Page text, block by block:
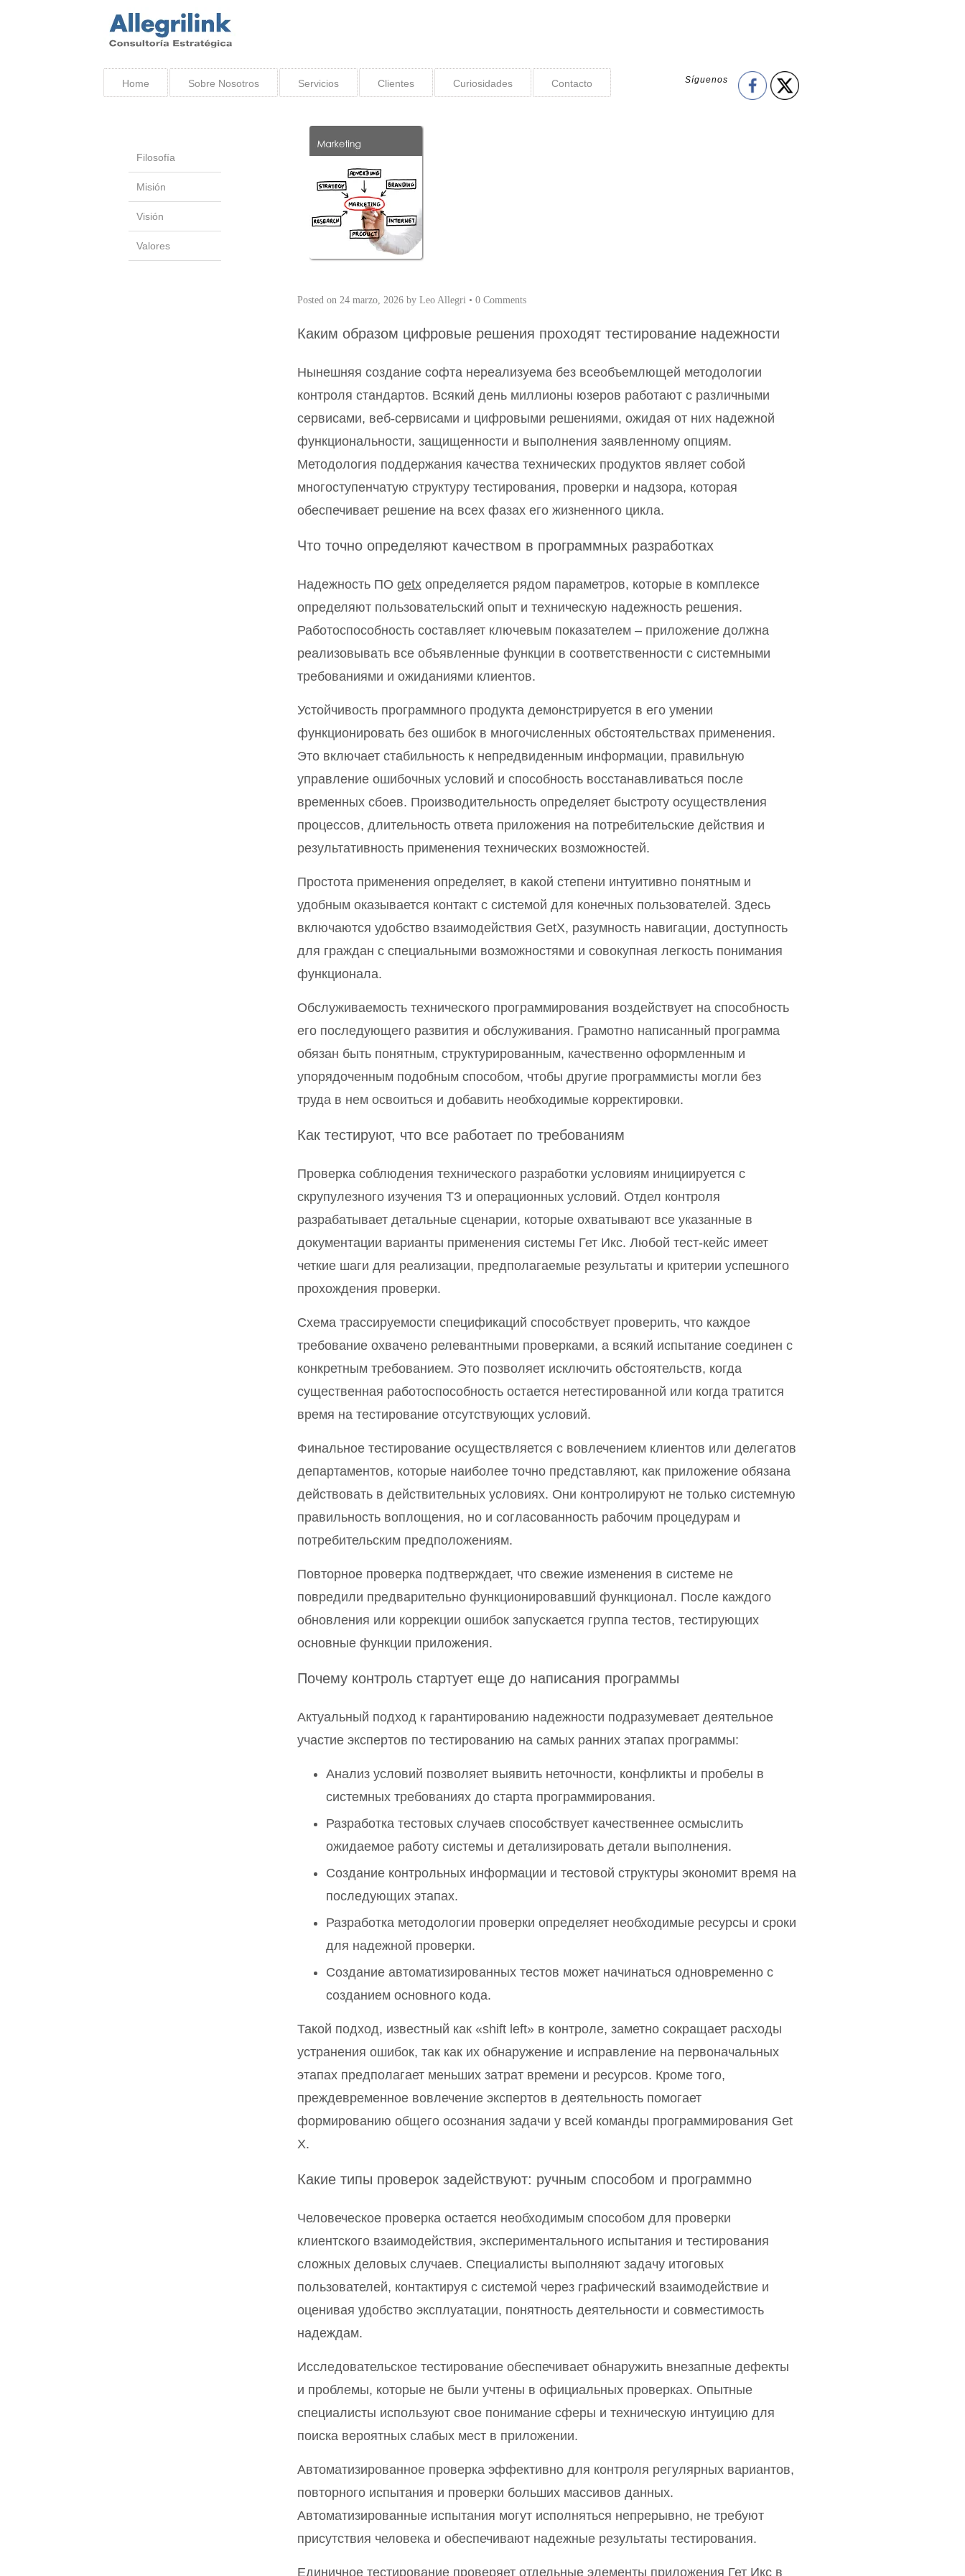
Home Sobre Nosotros Servicios Clientes Curiosidades Contacto
Filosofía
Misión
Visión
Valores
Síguenos
Posted on 24 marzo, 2026by Leo Allegri• 0 Comments
Каким образом цифровые решения проходят тестирование надежности
Нынешняя создание софта нереализуема без всеобъемлющей методологии
контроля стандартов. Всякий день миллионы юзеров работают с различными
сервисами, веб-сервисами и цифровыми решениями, ожидая от них надежной
функциональности, защищенности и выполнения заявленному опциям.
Методология поддержания качества технических продуктов являет собой
многоступенчатую структуру тестирования, проверки и надзора, которая
обеспечивает решение на всех фазах его жизненного цикла.
Что точно определяют качеством в программных разработках
Надежность ПО getxопределяется рядом параметров, которые в комплексе
определяют пользовательский опыт и техническую надежность решения.
Работоспособность составляет ключевым показателем – приложение должна
реализовывать все объявленные функции в соответственности с системными
требованиями и ожиданиями клиентов.
Устойчивость программного продукта демонстрируется в его умении
функционировать без ошибок в многочисленных обстоятельствах применения.
Это включает стабильность к непредвиденным информации, правильную
управление ошибочных условий и способность восстанавливаться после
временных сбоев. Производительность определяет быстроту осуществления
процессов, длительность ответа приложения на потребительские действия и
результативность применения технических возможностей.
Простота применения определяет, в какой степени интуитивно понятным и
удобным оказывается контакт с системой для конечных пользователей. Здесь
включаются удобство взаимодействия GetX, разумность навигации, доступность
для граждан с специальными возможностями и совокупная легкость понимания
функционала.
Обслуживаемость технического программирования воздействует на способность
его последующего развития и обслуживания. Грамотно написанный программа
обязан быть понятным, структурированным, качественно оформленным и
упорядоченным подобным способом, чтобы другие программисты могли без
труда в нем освоиться и добавить необходимые корректировки.
Как тестируют, что все работает по требованиям
Проверка соблюдения технического разработки условиям инициируется с
скрупулезного изучения ТЗ и операционных условий. Отдел контроля
разрабатывает детальные сценарии, которые охватывают все указанные в
документации варианты применения системы Гет Икс. Любой тест-кейс имеет
четкие шаги для реализации, предполагаемые результаты и критерии успешного
прохождения проверки.
Схема трассируемости спецификаций способствует проверить, что каждое
требование охвачено релевантными проверками, а всякий испытание соединен с
конкретным требованием. Это позволяет исключить обстоятельств, когда
существенная работоспособность остается нетестированной или когда тратится
время на тестирование отсутствующих условий.
Финальное тестирование осуществляется с вовлечением клиентов или делегатов
департаментов, которые наиболее точно представляют, как приложение обязана
действовать в действительных условиях. Они контролируют не только системную
правильность воплощения, но и согласованность рабочим процедурам и
потребительским предположениям.
Повторное проверка подтверждает, что свежие изменения в системе не
повредили предварительно функционировавший функционал. После каждого
обновления или коррекции ошибок запускается группа тестов, тестирующих
основные функции приложения.
Почему контроль стартует еще до написания программы
Актуальный подход к гарантированию надежности подразумевает деятельное
участие экспертов по тестированию на самых ранних этапах программы:
Анализ условий позволяет выявить неточности, конфликты и пробелы в
системных требованиях до старта программирования.
Разработка тестовых случаев способствует качественнее осмыслить
ожидаемое работу системы и детализировать детали выполнения.
Создание контрольных информации и тестовой структуры экономит время на
последующих этапах.
Разработка методологии проверки определяет необходимые ресурсы и сроки
для надежной проверки.
Создание автоматизированных тестов может начинаться одновременно с
созданием основного кода.
Такой подход, известный как «shift left» в контроле, заметно сокращает расходы
устранения ошибок, так как их обнаружение и исправление на первоначальных
этапах предполагает меньших затрат времени и ресурсов. Кроме того,
преждевременное вовлечение экспертов в деятельность помогает
формированию общего осознания задачи у всей команды программирования Get
X.
Какие типы проверок задействуют: ручным способом и программно
Человеческое проверка остается необходимым способом для проверки
клиентского взаимодействия, экспериментального испытания и тестирования
сложных деловых случаев. Специалисты выполняют задачу итоговых
пользователей, контактируя с системой через графический взаимодействие и
оценивая удобство эксплуатации, понятность деятельности и совместимость
надеждам.
Исследовательское тестирование обеспечивает обнаружить внезапные дефекты
и проблемы, которые не были учтены в официальных проверках. Опытные
специалисты используют свое понимание сферы и техническую интуицию для
поиска вероятных слабых мест в приложении.
Автоматизированное проверка эффективно для контроля регулярных вариантов,
повторного испытания и проверки больших массивов данных.
Автоматизированные испытания могут исполняться непрерывно, не требуют
присутствия человека и обеспечивают надежные результаты тестирования.
Единичное тестирование проверяет отдельные элементы приложения Гет Икс в